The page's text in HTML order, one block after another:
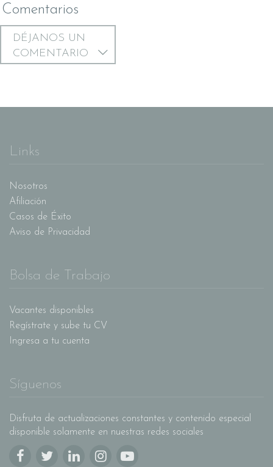
Comentarios
DÉJANOS UN
COMENTARIO
Links
Nosotros
Afiliación
Casos de Éxito
Aviso de Privacidad
Bolsa de Trabajo
Vacantes disponibles
Regístrate y sube tu CV
Ingresa a tu cuenta
Síguenos
Disfruta de actualizaciones constantes y contenido especial
disponible solamente en nuestras redes sociales